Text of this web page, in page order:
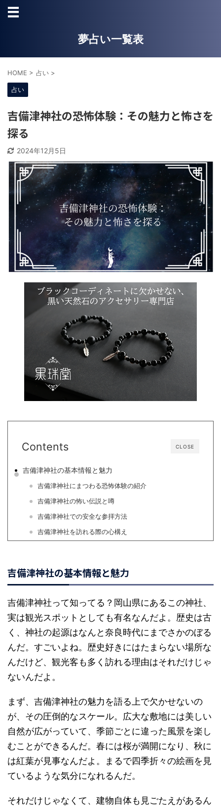
夢占い一覧表
HOME > 占い >
占い
吉備津神社の恐怖体験：その魅力と怖さを
探る
2024年12月5日
CLOSE
Contents
吉備津神社の基本情報と魅力
吉備津神社にまつわる恐怖体験の紹介
吉備津神社の怖い伝説と噂
吉備津神社での安全な参拝方法
吉備津神社を訪れる際の心構え
吉備津神社の基本情報と魅力
吉備津神社って知ってる？岡山県にあるこの神社、
実は観光スポットとしても有名なんだよ。歴史は古
く、神社の起源はなんと奈良時代にまでさかのぼる
んだ。すごいよね。歴史好きにはたまらない場所な
んだけど、観光客も多く訪れる理由はそれだけじゃ
ないんだよ。
まず、吉備津神社の魅力を語る上で欠かせないの
が、その圧倒的なスケール。広大な敷地には美しい
自然が広がっていて、季節ごとに違った風景を楽し
むことができるんだ。春には桜が満開になり、秋に
は紅葉が見事なんだよ。まるで四季折々の絵画を見
ているような気分になれるんだ。
それだけじゃなくて、建物自体も見ごたえがあるん